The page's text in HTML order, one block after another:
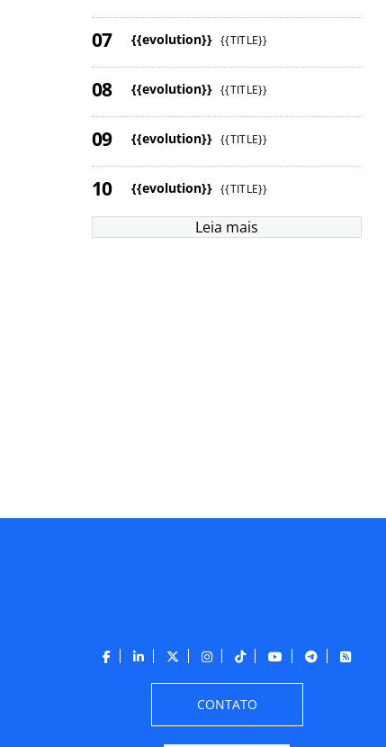
{{evolution}} {{TITLE}}
{{evolution}} {{TITLE}}
{{evolution}} {{TITLE}}
{{evolution}} {{TITLE}}
Leia mais
CONTATO